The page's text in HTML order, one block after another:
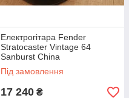
Електрогітара Fender
Stratocaster Vintage 64
Sanburst China
Під замовлення
17 240 ₴